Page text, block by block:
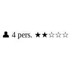
👤 4 pers. ★★☆☆☆